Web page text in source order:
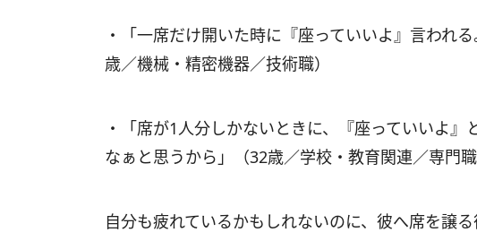
・「一席だけ開いた時に『座っていいよ』言われ
歳／機械・精密機器／技術職）
・「席が1人分しかないときに、『座っていいよ
なぁと思うから」（32歳／学校・教育関連／専門職
自分も疲れているかもしれないのに、彼へ席を譲